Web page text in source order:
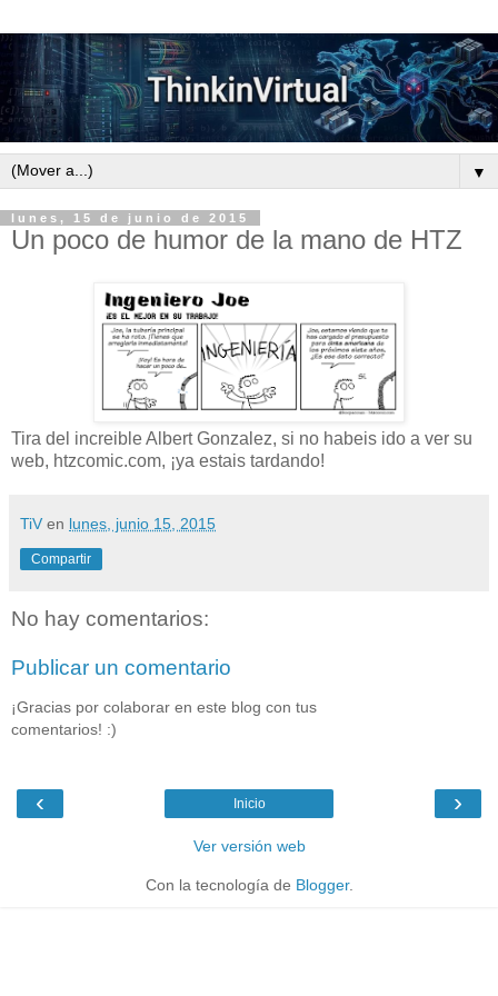
▼
lunes, 15 de junio de 2015
Un poco de humor de la mano de HTZ
Tira del increible Albert Gonzalez, si no habeis ido a ver su
web, htzcomic.com, ¡ya estais tardando!
TiV en lunes, junio 15, 2015
Compartir
No hay comentarios:
Publicar un comentario
¡Gracias por colaborar en este blog con tus
comentarios! :)
‹ ›
Inicio
Ver versión web
Con la tecnología de Blogger.